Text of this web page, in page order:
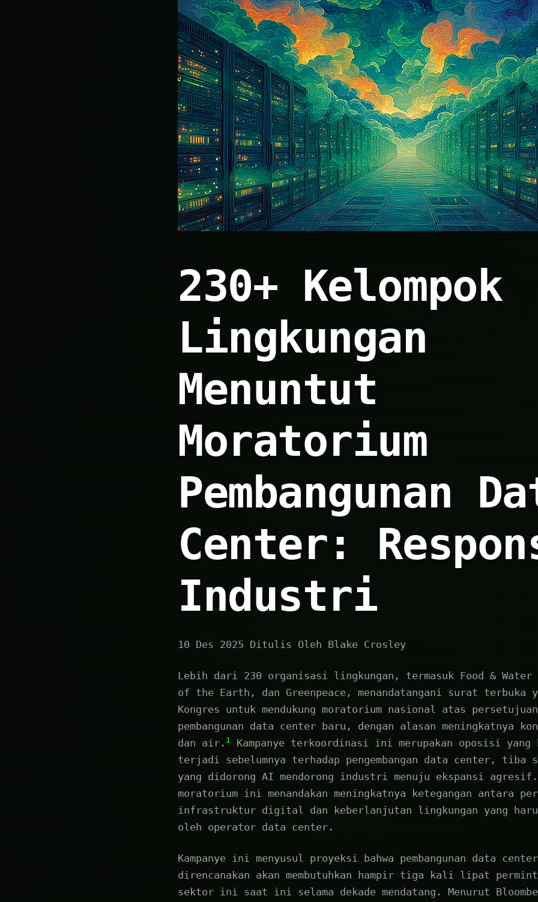
230+ Kelompok
Lingkungan
Menuntut
Moratorium
Pembangunan
Center:
Industri
10 Des 2025 Ditulis Oleh Blake Crosley
Lebih dari 230 organisasi lingkungan, termasuk Food & Water
of the Earth, dan Greenpeace, menandatangani surat terbuka
Kongres untuk mendukung moratorium nasional atas
pembangunan data center baru, dengan alasan meningkatnya
dan air. 1
Kampanye terkoordinasi ini merupakan oposisi yang
terjadi sebelumnya terhadap pengembangan data center, tiba
yang didorong AI mendorong industri menuju ekspansi
moratorium ini menandakan meningkatnya ketegangan antara
infrastruktur digital dan keberlanjutan lingkungan yang
oleh operator data center.
Kampanye ini menyusul proyeksi bahwa pembangunan data
direncanakan akan membutuhkan hampir tiga kali lipat
sektor ini saat ini selama dekade mendatang. Menurut